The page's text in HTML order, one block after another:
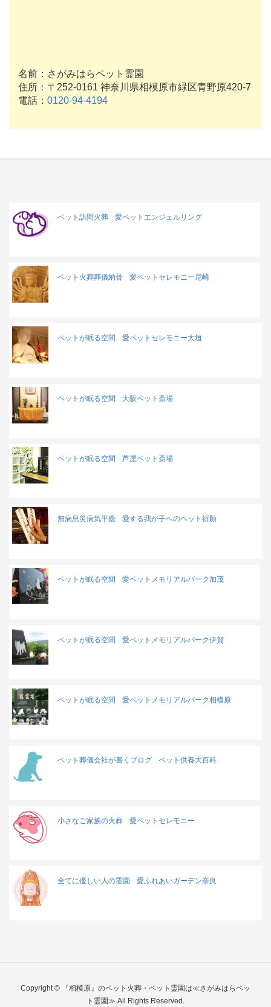
名前：さがみはらペット霊園
住所：〒252-0161 神奈川県相模原市緑区青野原420-7
電話： 0120-94-4194
ペット訪問火葬 愛ペットエンジェルリング
ペット火葬葬儀納骨 愛ペットセレモニー尼崎
ペットが眠る空間 愛ペットセレモニー大垣
ペットが眠る空間 大阪ペット斎場
ペットが眠る空間 芦屋ペット斎場
無病息災病気平癒 愛する我が子へのペット祈願
ペットが眠る空間 愛ペットメモリアルパーク加茂
ペットが眠る空間 愛ペットメモリアルパーク伊賀
ペットが眠る空間 愛ペットメモリアルパーク相模原
ペット葬儀会社が書くブログ ペット供養大百科
小さなご家族の火葬 愛ペットセレモニー
全てに優しい人の霊園 愛ふれあいガーデン奈良
Copyright © 『相模原』のペット火葬・ペット霊園は≪さがみはらペッ
ト霊園≫ All Rights Reserved.